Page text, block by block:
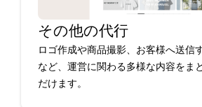
その他の代行
ロゴ作成や商品撮影、お客様へ送信
など、運営に関わる多様な内容をま
だけます。